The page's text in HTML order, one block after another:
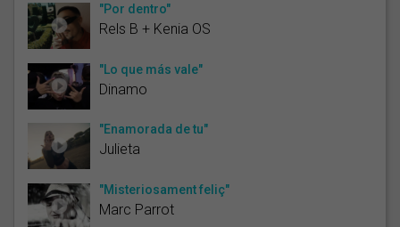
"Por dentro"
Rels B + Kenia OS
"Lo que más vale"
Dinamo
"Enamorada de tu"
Julieta
"Misteriosament feliç"
Marc Parrot